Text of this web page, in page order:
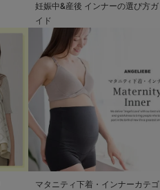
妊娠中&産後 インナーの選び方ガ
イド
マタニティ下着・インナーカテゴ